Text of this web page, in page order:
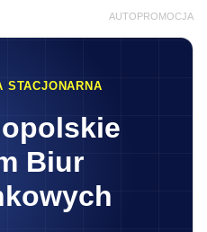
AUTOPROMOCJA
STACJONARNA
Biur